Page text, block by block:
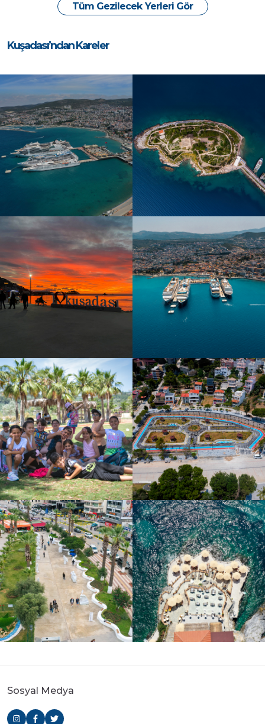
Tüm Gezilecek Yerleri Gör
Kuşadası’ndan Kareler
Sosyal Medya